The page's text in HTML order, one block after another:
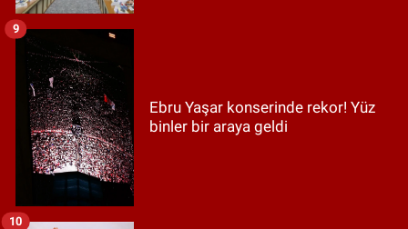
Ebru Yaşar konserinde rekor! Yüz
binler bir araya geldi
9
10